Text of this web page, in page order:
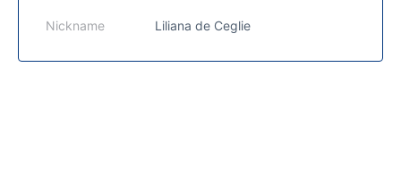
Nickname Liliana de Ceglie